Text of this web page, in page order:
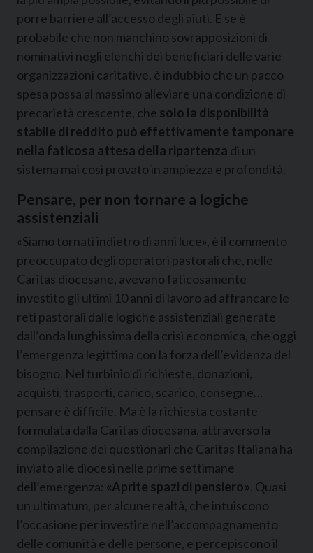
porre barriere all’accesso degli aiuti. E se è
probabile che non manchino sovrapposizioni di
nominativi negli elenchi dei beneficiari delle varie
organizzazioni caritative, è indubbio che un pacco
spesa possa al massimo alleviare una condizione di
precarietà crescente, che solo la disponibilità
stabile di reddito può effettivamente tamponare
nella faticosa attesa della ripartenza di un
sistema mai così provato in ampiezza e profondità.
Pensare, per non tornare a logiche
assistenziali
«Siamo tornati indietro di anni luce», è il commento
preoccupato degli operatori pastorali che, nelle
Caritas diocesane, avevano faticosamente
investito gli ultimi 10 anni di lavoro ad affrancare le
reti pastorali dalle logiche assistenziali generate
dall’onda lunghissima della crisi economica, che oggi
l’emergenza legittima con la forza dell’evidenza del
bisogno. Nel turbinio di richieste, donazioni,
acquisti, trasporti, carico, scarico, consegne…
pensare è difficile. Ma è la richiesta costante
formulata dalla Caritas diocesana, attraverso la
compilazione dei questionari che Caritas Italiana ha
inviato alle diocesi nelle prime settimane
dell’emergenza: «Aprite spazi di pensiero». Quasi
un ultimatum, per alcune realtà, che intuiscono
l’occasione per investire nell’accompagnamento
delle comunità e delle persone, e percepiscono il